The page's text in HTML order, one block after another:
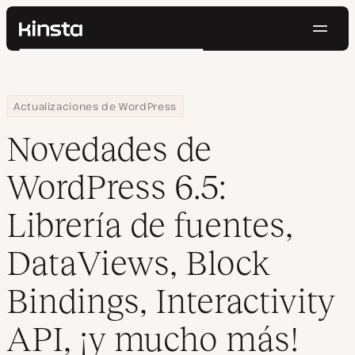
Kinsta®
Precios
Contacto
Buscar
Home
Centro de Recursos
Blog
Actualizaciones de WordPress
Novedades de WordPress 6.5: Librería de fuentes, DataViews,
Novedades de
WordPress 6.5:
Librería de fuentes,
DataViews, Block
Bindings, Interactivity
API, ¡y mucho más!